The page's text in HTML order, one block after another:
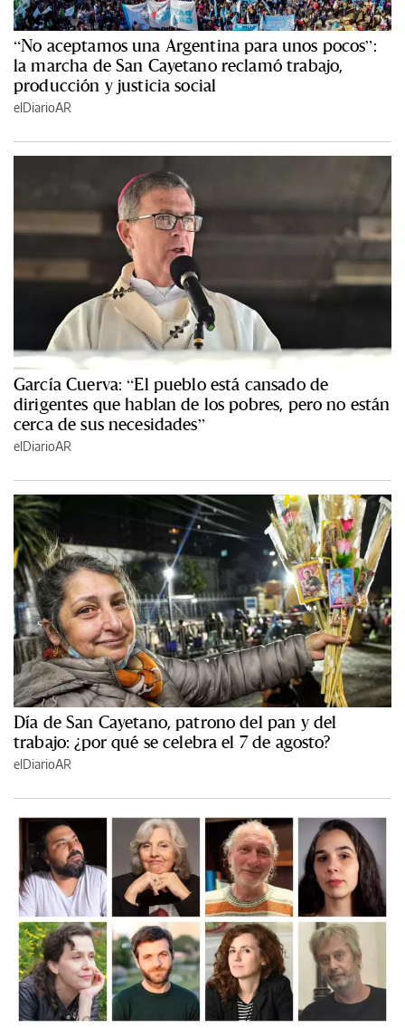
“No aceptamos una Argentina para unos pocos”:
la marcha de San Cayetano reclamó trabajo,
producción y justicia social
elDiarioAR
García Cuerva: “El pueblo está cansado de
dirigentes que hablan de los pobres, pero no están
cerca de sus necesidades”
elDiarioAR
Día de San Cayetano, patrono del pan y del
trabajo: ¿por qué se celebra el 7 de agosto?
elDiarioAR